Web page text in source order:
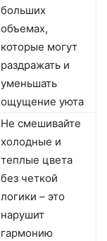
больших
объемах,
которые могут
раздражать и
уменьшать
ощущение уюта
Не смешивайте
холодные и
теплые цвета
без четкой
логики – это
нарушит
гармонию